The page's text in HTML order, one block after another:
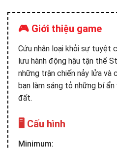
🎮 Giới thiệu game
Cứu nhân loại khỏi sự tuyệt
lưu hành động hậu tận thế
những trận chiến nảy lửa và
bạn làm sáng tỏ những bí
đất.
🖥️ Cấu hình
Minimum: